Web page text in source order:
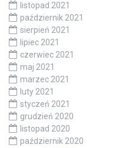
listopad 2021
październik 2021
sierpień 2021
lipiec 2021
czerwiec 2021
maj 2021
marzec 2021
luty 2021
styczeń 2021
grudzień 2020
listopad 2020
październik 2020